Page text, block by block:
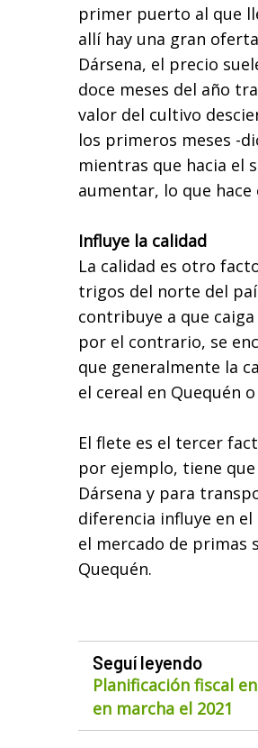
primer puerto al que
allí hay una gran
Dársena, el precio
doce meses del año
valor del cultivo
los primeros meses -
mientras que hacia el
aumentar, lo que hace
Influye la calidad
La calidad es otro
trigos del norte del
contribuye a que
por el contrario, se
que generalmente la
el cereal en Quequén
El flete es el tercer
por ejemplo, tiene
Dársena y para
diferencia influye en
el mercado de primas
Quequén.
Seguí leyendo
Planificación fiscal
en marcha el 2021